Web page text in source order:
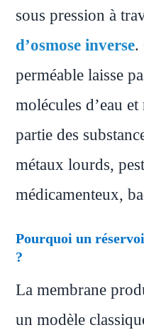
sous pression à
d’osmose inverse.
perméable laisse
molécules d’eau
partie des
métaux lourds,
médicamenteux,
Pourquoi un
?
La membrane
un modèle